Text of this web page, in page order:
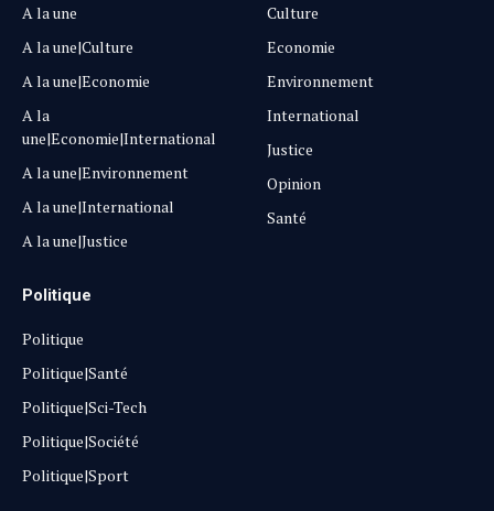
A la une
A la une|Culture
A la une|Economie
A la
une|Economie|International
A la une|Environnement
A la une|International
A la une|Justice
Culture
Economie
Environnement
International
Justice
Opinion
Santé
Politique
Politique
Politique|Santé
Politique|Sci-Tech
Politique|Société
Politique|Sport